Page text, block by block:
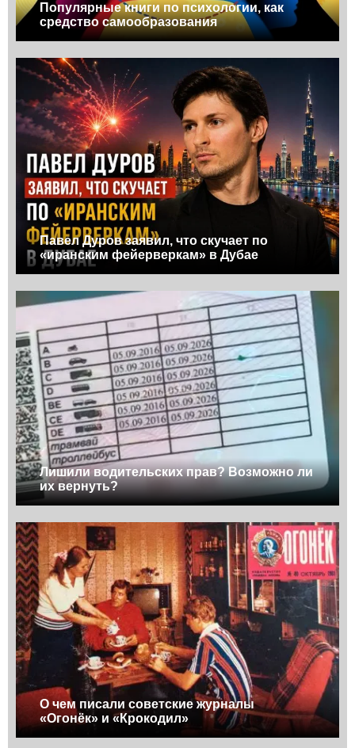
Популярные книги по психологии, как
средство самообразования
Павел Дуров заявил, что скучает по
«иранским фейерверкам» в Дубае
Лишили водительских прав? Возможно ли
их вернуть?
О чем писали советские журналы
«Огонёк» и «Крокодил»